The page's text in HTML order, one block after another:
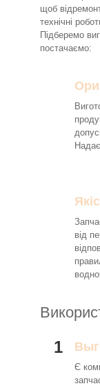
щоб
технічні
Підберемо
постачаємо:
від
1
Є